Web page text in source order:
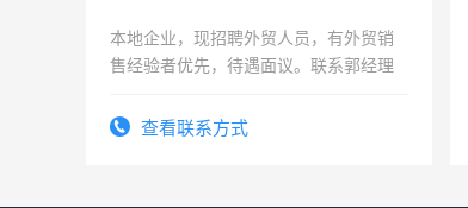
本地企业，现招聘外贸人员，有外贸销
售经验者优先，待遇面议。联系郭经理
查看联系方式